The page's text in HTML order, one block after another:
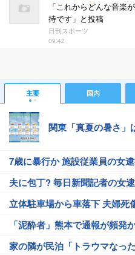
「これからどんな音楽
待です」と投稿
日刊スポーツ
09:42
主要 国内
関東「真夏の暑さ」
7歳に暴行か 施設従業員の女
夫に包丁? 毎日新聞記者の女
立体駐車場から車落下 夫婦死
「泥酔者」熊本で通報が頻発
家の隣が民泊「トラウマなった